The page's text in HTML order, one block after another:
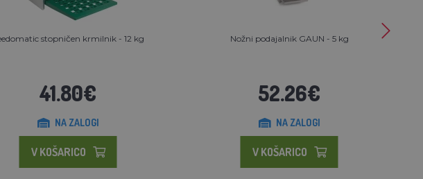
stopničen krmilnik - 12 kg
41.80€
NA ZALOGI
V KOŠARICO
Nožni podajalnik GAUN - 5 kg
52.26€
NA ZALOGI
V KOŠARICO